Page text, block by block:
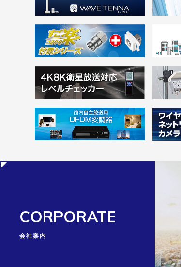
CORPORATE
会社案内